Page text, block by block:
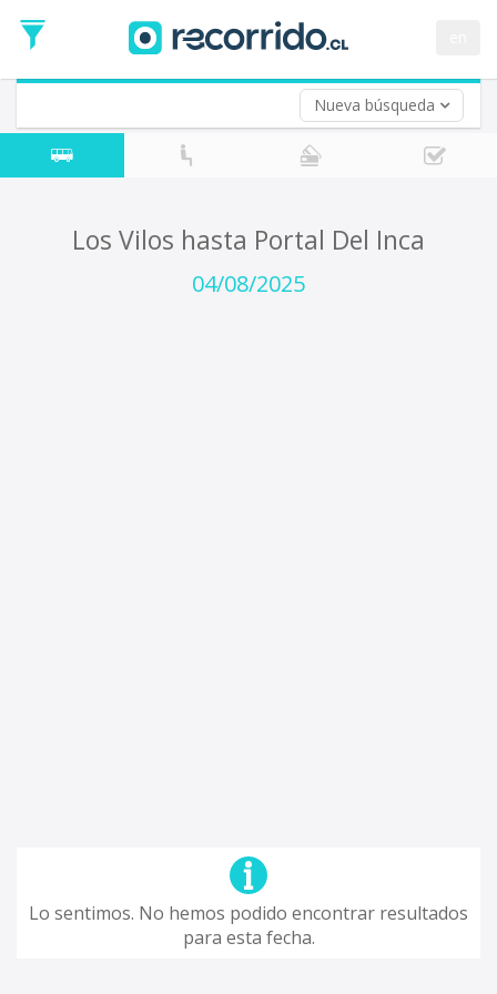
Nueva búsqueda
de
Ida
Vuelta (opcional)
Fecha
de
Los Vilos hasta Portal Del Inca
04/08/2025
Lo sentimos. No hemos podido encontrar resultados
para esta fecha.